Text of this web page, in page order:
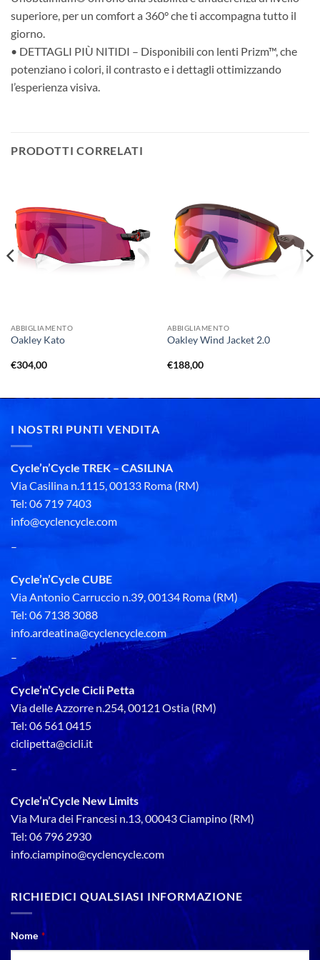
superiore, per un comfort a 360° che ti accompagna tutto il
giorno.
• DETTAGLI PIÙ NITIDI – Disponibili con lenti Prizm™, che
potenziano i colori, il contrasto e i dettagli ottimizzando
l’esperienza visiva.
PRODOTTI CORRELATI
ABBIGLIAMENTO
Oakley Kato
€304,00
ABBIGLIAMENTO
Oakley Wind Jacket 2.0
€188,00
I NOSTRI PUNTI VENDITA
Cycle’n’Cycle TREK – CASILINA
Via Casilina n.1115, 00133 Roma (RM)
Tel: 06 719 7403
info@cyclencycle.com
–
Cycle’n’Cycle CUBE
Via Antonio Carruccio n.39, 00134 Roma (RM)
Tel: 06 7138 3088
info.ardeatina@cyclencycle.com
–
Cycle’n’Cycle Cicli Petta
Via delle Azzorre n.254, 00121 Ostia (RM)
Tel: 06 561 0415
ciclipetta@cicli.it
–
Cycle’n’Cycle New Limits
Via Mura dei Francesi n.13, 00043 Ciampino (RM)
Tel: 06 796 2930
info.ciampino@cyclencycle.com
RICHIEDICI QUALSIASI INFORMAZIONE
Nome *